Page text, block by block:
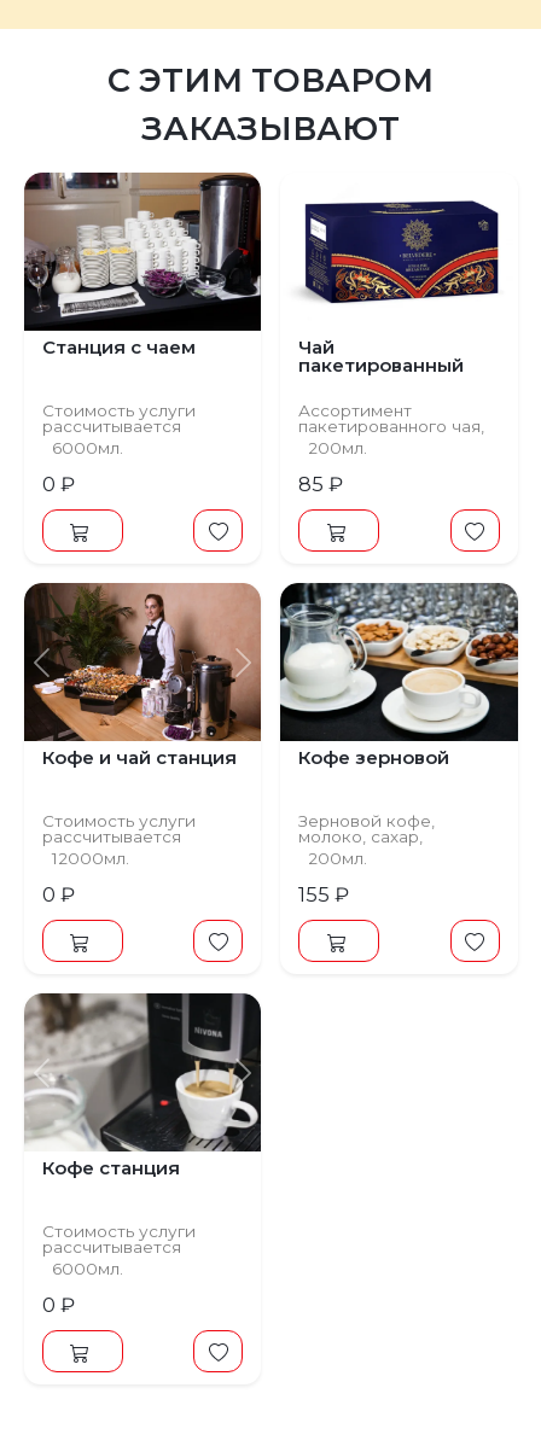
С ЭТИМ ТОВАРОМ
ЗАКАЗЫВАЮТ
Станция с чаем
Стоимость услуги
рассчитывается
индивидуально
6000мл.
0 ₽
Чай
пакетированный
Ассортимент
пакетированного чая,
молоко, сахар,
крафтовые стаканы.
200мл.
85 ₽
Предыдущий Следующий
Кофе и чай станция
Стоимость услуги
рассчитывается
индивидуально
12000мл.
0 ₽
Кофе зерновой
Зерновой кофе,
молоко, сахар,
крафтовые стаканы.
200мл.
155 ₽
Предыдущий
Кофе станция
Стоимость услуги
рассчитывается
индивидуально
6000мл.
0 ₽